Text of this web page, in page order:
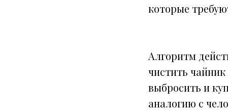
которые
Алгоритм
чистить
выбросить и
аналогию с